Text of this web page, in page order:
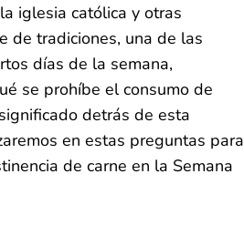
iglesia católica y otras
de tradiciones, una de las
días de la semana,
se prohíbe el consumo de
detrás de esta
en estas preguntas para
de carne en la Semana